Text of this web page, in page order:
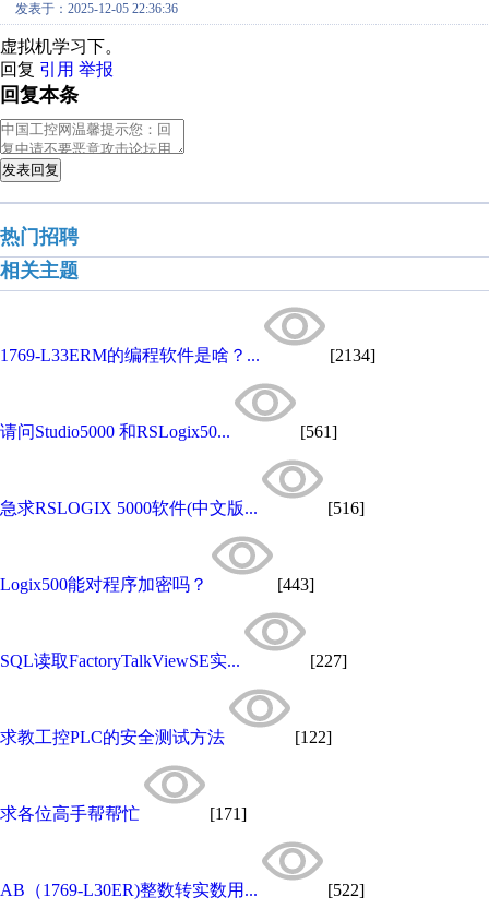
发表于：2025-12-05 22:36:36
虚拟机学习下。
回复 引用 举报
回复本条
发表回复
热门招聘
相关主题
1769-L33ERM的编程软件是啥？... [2134]
请问Studio5000 和RSLogix50... [561]
急求RSLOGIX 5000软件(中文版... [516]
Logix500能对程序加密吗？ [443]
SQL读取FactoryTalkViewSE实... [227]
求教工控PLC的安全测试方法 [122]
求各位高手帮帮忙 [171]
AB（1769-L30ER)整数转实数用... [522]